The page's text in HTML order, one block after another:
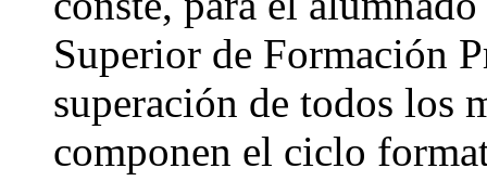
Superior de Formación
superación de todos los
componen el ciclo